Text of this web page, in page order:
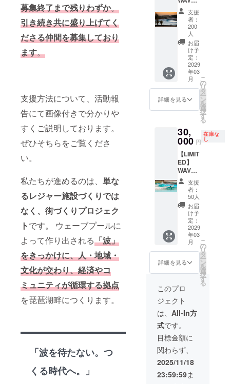
募集終了まで残りわずか。
引き続き共に盛り上げてく
ださる仲間を募集しており
ます。
支援方法について、活動報
告にて画像付きで分かりや
すくご説明しております。
ぜひそちらをご覧くださ
い。
私たちが進めるのは、 単な
るレジャー施設づくりでは
なく、街づくりプロジェク
トです。 ウェーブプールに
よって作り出される「波」
をきっかけに、人・地域・
文化が交わり、経済やコ
ミュニティが循環する拠点
を琵琶湖畔につくります。
「波を待たない。つ
くる時代へ。」
街に住みた
い、そう思
へ」という
想いで事業
を展開して
います。
択。後からの変
更は不可。 ・T
シャツとステッ
カーは2025年内
の発送を予定。
・メルマガは
メールアドレス
登録者のみ受信
可能。
ロゴ入り） ・
Facebookク
ローズドコミュ
ニティ参加権
└支援者限定グ
ループで最新情
報やイベント情
報を共有。 ・
オープニング記
念碑への名入れ
（希望者のみ）
はニックネーム
を施設内記念碑
プニングイベン
トへの特別招待
（抽選） └プ
ロサーファーや
関係者が集まる
記念イベントに
ご招待。
【留意事項】 ・
記念碑への名入
れは希望者の
み。文字数制限
あり（最大15文
字程度）。支援
時、必ず備考欄
に掲載を希望さ
れるお名前をご
記入ください。
掲載を希望しな
い場合は「掲載
を希望しない」
とご記入くださ
い。 ・
Facebookグ
ループの利用に
はアカウントが
必要です。 ・
オープニングイ
ベントは日程・
内容が変更にな
る場合がありま
す。 ・イベント
参加にかかる交
CREAT
ORS.
[EXPER
IENCE]
–
20,000
円 先着
200名限
定｜プ
レオー
プンで
世界最
テスト
ライ
ダー枠
【内容
詳細】
プレ
オープ
ン期間
のサー
フィン
体験
セッ
ション
（セッ
ション
回数に
上限な
大級の
をテス
トす
る、プ
レオー
プン限
定セッ
ション
にご招
1セッ
支援
者：
200
人
お届
け予
定：
2029
年03
月
詳細を見る
こ
の
リ
タ
ー
ン
を
選
択
す
る
30,
000 円
在庫な
し
【LIMIT
ED】
WAVE
CREAT
ORS.
[EXPER
IENCE -
追加50
枠 リ
リース]
30,000
円 先着
50名限
定｜プ
レオー
プンで
世界最
大級の
波を独
占する
テスト
ライ
ダー枠
【内容
詳細】
プレ
オープ
支援
者：
50人
お届
け予
定：
2029
年03
月
詳細を見る
こ
の
リ
タ
ー
ン
を
選
択
す
る
このプロ
ジェクト
は、 All-In方
式です。
目標金額に
関わらず、
2025/11/18
23:59:59ま